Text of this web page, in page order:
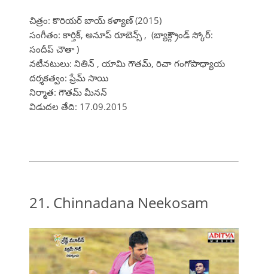
చిత్రం: కొరియర్ బాయ్ కళ్యాణ్ (2015)
సంగీతం: కార్తిక్, అనూప్ రూబెన్స్ , (బ్యాక్గ్రౌండ్ స్కోర్:
సందీప్ చౌతా )
నటీనటులు: నితిన్ , యామి గౌతమ్, రిచా గంగోపాధ్యాయ
దర్శకత్వం: ప్రేమ్ సాయి
నిర్మాత: గౌతమ్ మీనన్
విడుదల తేది: 17.09.2015
21. Chinnadana Neekosam